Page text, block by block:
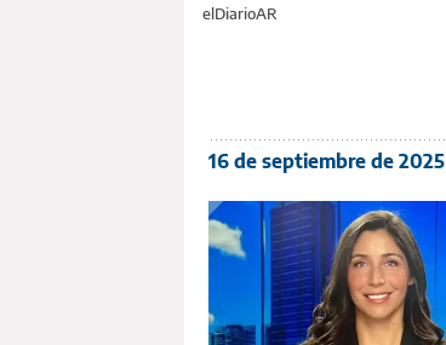
elDiarioAR
16 de septiembre de 2025